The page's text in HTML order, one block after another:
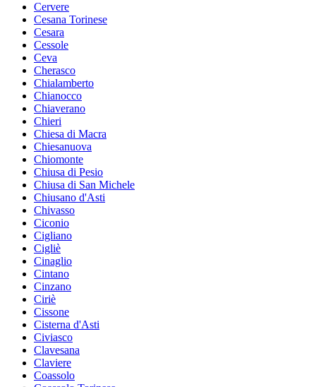
Cervere
Cesana Torinese
Cesara
Cessole
Ceva
Cherasco
Chialamberto
Chianocco
Chiaverano
Chieri
Chiesa di Macra
Chiesanuova
Chiomonte
Chiusa di Pesio
Chiusa di San Michele
Chiusano d'Asti
Chivasso
Ciconio
Cigliano
Cigliè
Cinaglio
Cintano
Cinzano
Ciriè
Cissone
Cisterna d'Asti
Civiasco
Clavesana
Claviere
Coassolo